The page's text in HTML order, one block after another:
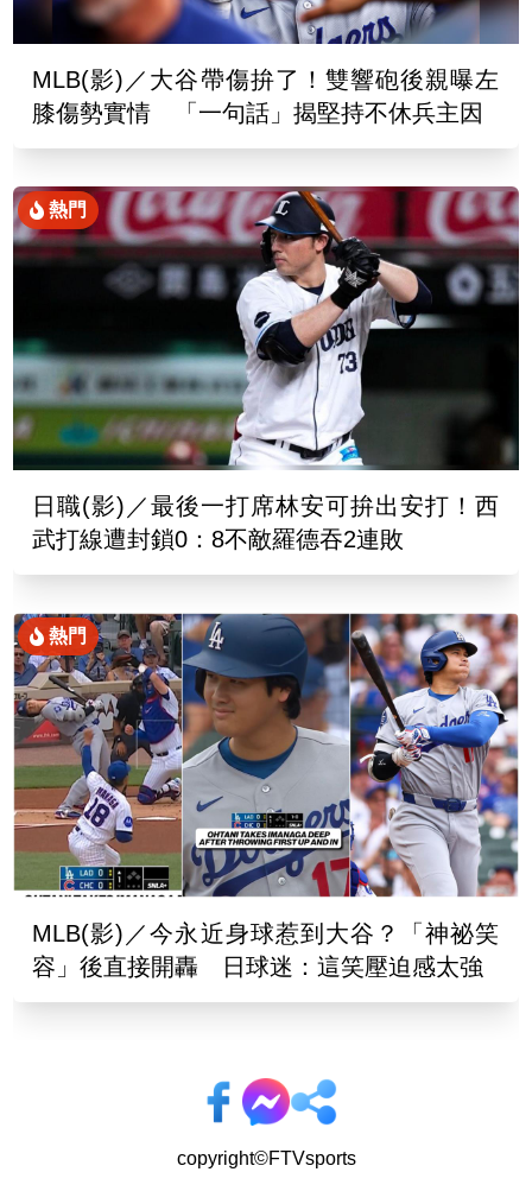
MLB(影)／大谷帶傷拚了！雙響砲後親曝左
膝傷勢實情 「一句話」揭堅持不休兵主因
熱門
日職(影)／最後一打席林安可拚出安打！西
武打線遭封鎖0：8不敵羅德吞2連敗
熱門
MLB(影)／今永近身球惹到大谷？「神祕笑
容」後直接開轟 日球迷：這笑壓迫感太強
copyright©FTVsports